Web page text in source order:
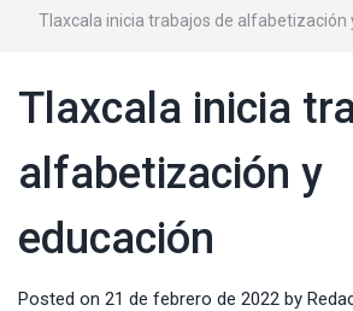
Tlaxcala inicia trabajos de alfabetización
Tlaxcala inicia
alfabetización y
educación
Posted on 21 de febrero de 2022 by